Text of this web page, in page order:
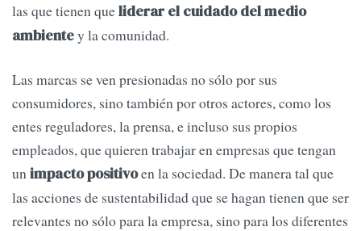
las que tienen queliderar el cuidado del medio
ambientey la comunidad.
Las marcas se ven presionadas no sólo por sus
consumidores, sino también por otros actores, como los
entes reguladores, la prensa, e incluso sus propios
empleados, que quieren trabajar en empresas que tengan
unimpacto positivoen la sociedad. De manera tal que
las acciones de sustentabilidad que se hagan tienen que ser
relevantes no sólo para la empresa, sino para los diferentes